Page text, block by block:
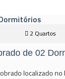
2 Quartos
de 02
localizado no